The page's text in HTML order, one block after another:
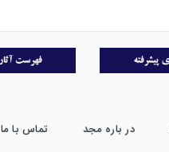
در باره مجد تماس با ما